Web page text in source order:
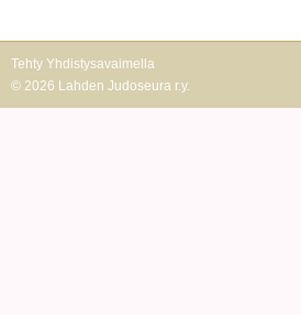
Tehty Yhdistysavaimella
© 2026 Lahden Judoseura r.y.